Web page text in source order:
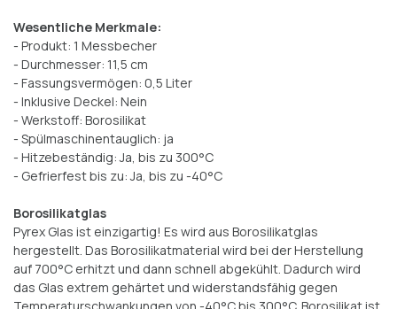
Wesentliche Merkmale:
- Produkt: 1 Messbecher
- Durchmesser: 11,5 cm
- Fassungsvermögen: 0,5 Liter
- Inklusive Deckel: Nein
- Werkstoff: Borosilikat
- Spülmaschinentauglich: ja
- Hitzebeständig: Ja, bis zu 300°C
- Gefrierfest bis zu: Ja, bis zu -40°C
Borosilikatglas
Pyrex Glas ist einzigartig! Es wird aus Borosilikatglas
hergestellt. Das Borosilikatmaterial wird bei der Herstellung
auf 700°C erhitzt und dann schnell abgekühlt. Dadurch wird
das Glas extrem gehärtet und widerstandsfähig gegen